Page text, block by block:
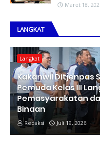
Maret 18,
LANGKAT
Langkat
Kakanwil Ditjenpas
Pemuda Kelas III
Pemasyarakatan
Binaan
Redaksi Juli 19, 2026